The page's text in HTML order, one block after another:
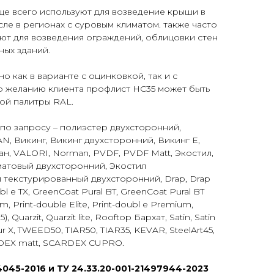
всего используют для возведение крыши в
в регионах с суровым климатом. также часто
для возведения ограждений, облицовки стен
зданий.
как в варианте с оцинковкой, так и с
клиента профлист НС35 может быть
палитры RAL.
запросу – полиэстер двухсторонний,
Викинг, Викинг двухсторонний, Викинг Е,
VALORI, Norman, PVDF, PVDF Matt, Экостил,
двухсторонний, Экостил
двухсторонний, Drap, Drap
e TX, GreenCoat Pural BT, GreenCoat Pural BT
Print-double Elite, Print-doubl e Premium,
Quarzit, Quarzit lite, Rooftop Бархат, Satin, Satin
X, TWEED50, TIAR50, TIAR35, KEVAR, SteelArt45,
matt, SCARDEX CUPRO.
2016 и ТУ 24.33.20-001-21497944-2023